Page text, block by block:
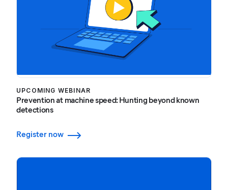
UPCOMING WEBINAR
Prevention at machine speed: Hunting beyond known
detections
Register now